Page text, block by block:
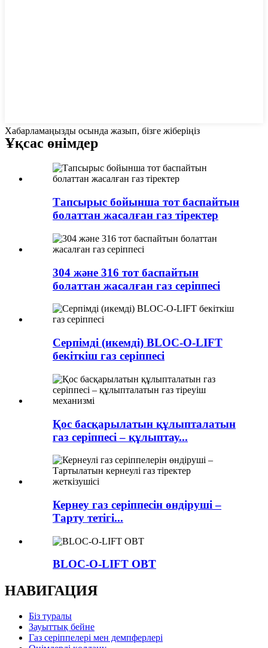
Хабарламаңызды осында жазып, бізге жіберіңіз
Ұқсас өнімдер
Тапсырыс бойынша тот баспайтын
болаттан жасалған газ тіректер
304 және 316 тот баспайтын
болаттан жасалған газ серіппесі
Серпімді (икемді) BLOC-O-LIFT
бекіткіш газ серіппесі
Қос басқарылатын құлыпталатын
газ серіппесі – құлыптау...
Кернеу газ серіппесін өндіруші –
Тарту тетігі...
BLOC-O-LIFT OBT
НАВИГАЦИЯ
Біз туралы
Зауыттық бейне
Газ серіппелері мен демпферлері